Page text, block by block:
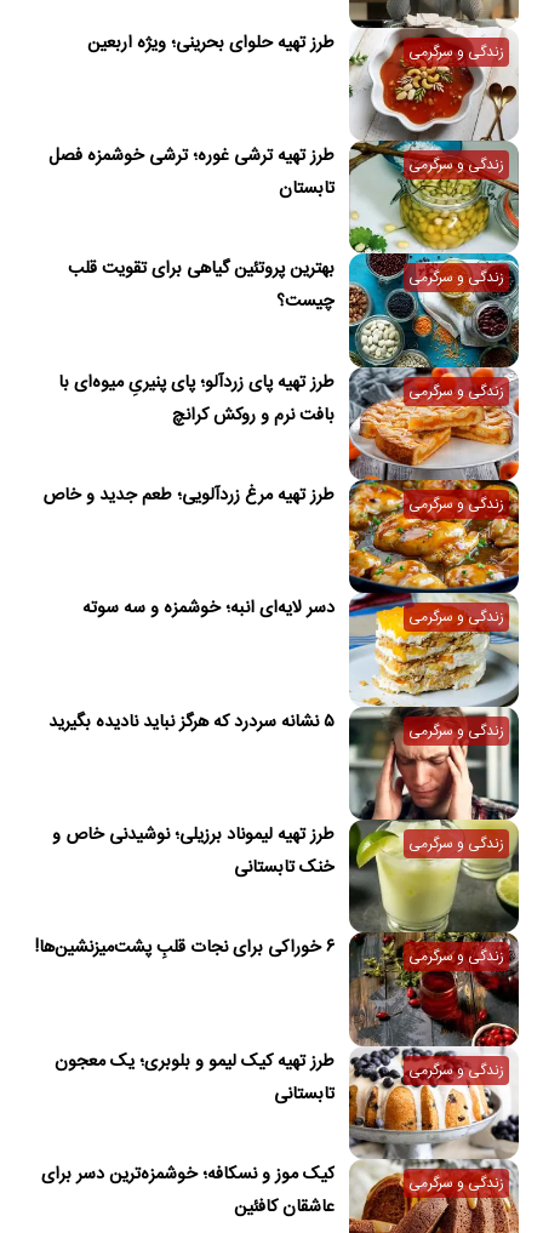
زندگی و سرگرمی طرز تهیه حلوای بحرینی؛ ویژه اربعین
زندگی و سرگرمی
طرز تهیه ترشی غوره؛ ترشی خوشمزه فصل
تابستان
زندگی و سرگرمی
بهترین پروتئین گیاهی برای تقویت قلب
چیست؟
زندگی و سرگرمی
طرز تهیه پای زردآلو؛ پای پنیریِ میوه‌ای با
بافت نرم و روکش کرانچ
زندگی و سرگرمی طرز تهیه مرغ زردآلویی؛ طعم جدید و خاص
زندگی و سرگرمی دسر لایه‌ای انبه؛ خوشمزه و سه سوته
زندگی و سرگرمی ۵ نشانه سردرد که هرگز نباید نادیده بگیرید
زندگی و سرگرمی
طرز تهیه لیموناد برزیلی؛ نوشیدنی خاص و
خنک تابستانی
زندگی و سرگرمی ۶ خوراکی برای نجات قلبِ پشت‌میزنشین‌ها!
زندگی و سرگرمی
طرز تهیه کیک لیمو و بلوبری؛ یک معجون
تابستانی
زندگی و سرگرمی
کیک موز و نسکافه؛ خوشمزه‌ترین دسر برای
عاشقان کافئین